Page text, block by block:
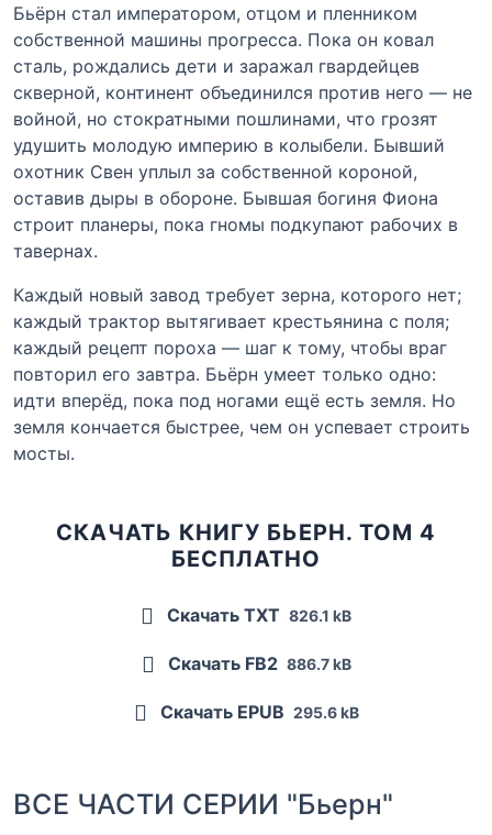
Бьёрн стал императором, отцом и пленником
собственной машины прогресса. Пока он ковал
сталь, рождались дети и заражал гвардейцев
скверной, континент объединился против него — не
войной, но стократными пошлинами, что грозят
удушить молодую империю в колыбели. Бывший
охотник Свен уплыл за собственной короной,
оставив дыры в обороне. Бывшая богиня Фиона
строит планеры, пока гномы подкупают рабочих в
тавернах.
Каждый новый завод требует зерна, которого нет;
каждый трактор вытягивает крестьянина с поля;
каждый рецепт пороха — шаг к тому, чтобы враг
повторил его завтра. Бьёрн умеет только одно:
идти вперёд, пока под ногами ещё есть земля. Но
земля кончается быстрее, чем он успевает строить
мосты.
СКАЧАТЬ КНИГУ БЬЕРН. ТОМ 4
БЕСПЛАТНО
Скачать TXT 826.1 kB
Скачать FB2 886.7 kB
Скачать EPUB 295.6 kB
ВСЕ ЧАСТИ СЕРИИ "Бьерн"